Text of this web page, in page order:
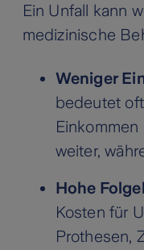
Ein Unfall kann
medizinische
Weniger
bedeutet
weiter,
Hohe
Kosten für
Prothesen,